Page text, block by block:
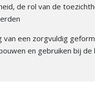
de rol van de
van een zorgvuldig
en gebruiken bij de